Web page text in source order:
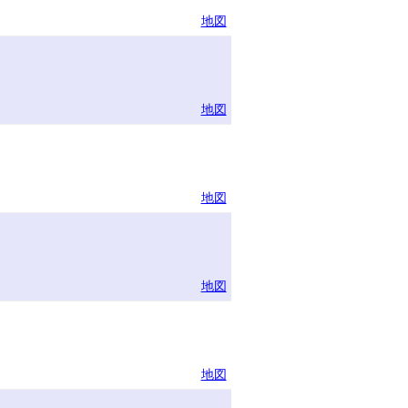
地図
地図
地図
地図
地図